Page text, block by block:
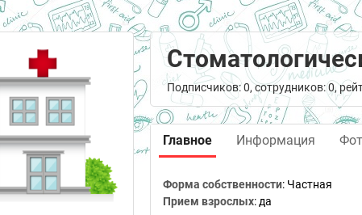
Подписчиков: 0, сотрудников: 0,
Главное Информация
Форма собственности: Частная
Прием взрослых: да